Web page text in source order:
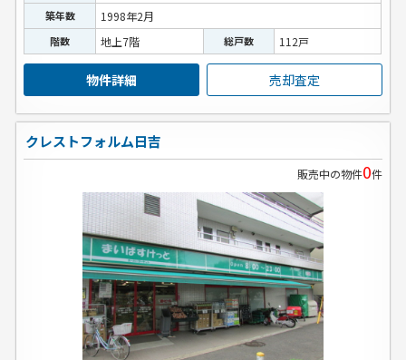
築年数 1998年2月
階数 地上7階 総戸数 112戸
物件詳細 売却査定
クレストフォルム日吉
販売中の物件0件